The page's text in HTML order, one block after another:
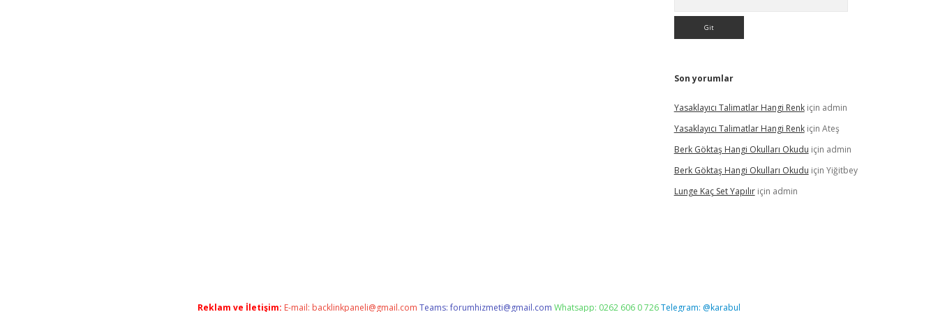
Son yorumlar
Yasaklayıcı Talimatlar Hangi Renkiçin admin
Yasaklayıcı Talimatlar Hangi Renkiçin Ateş
Berk Göktaş Hangi Okulları Okudu için admin
Berk Göktaş Hangi Okulları Okudu için Yiğitbey
Lunge Kaç Set Yapılıriçin admin
Reklam ve İletişim: E-mail: backlinkpaneli@gmail.com Teams:forumhizmeti@gmail.com Whatsapp: 0262 606 0 726Telegram: @karabul